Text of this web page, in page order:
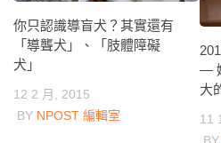
你只認識導盲犬？其實還有
「導聾犬」、「肢體障礙
犬」
12 2 月, 2015
BY NPOST 編輯室
—
大
11